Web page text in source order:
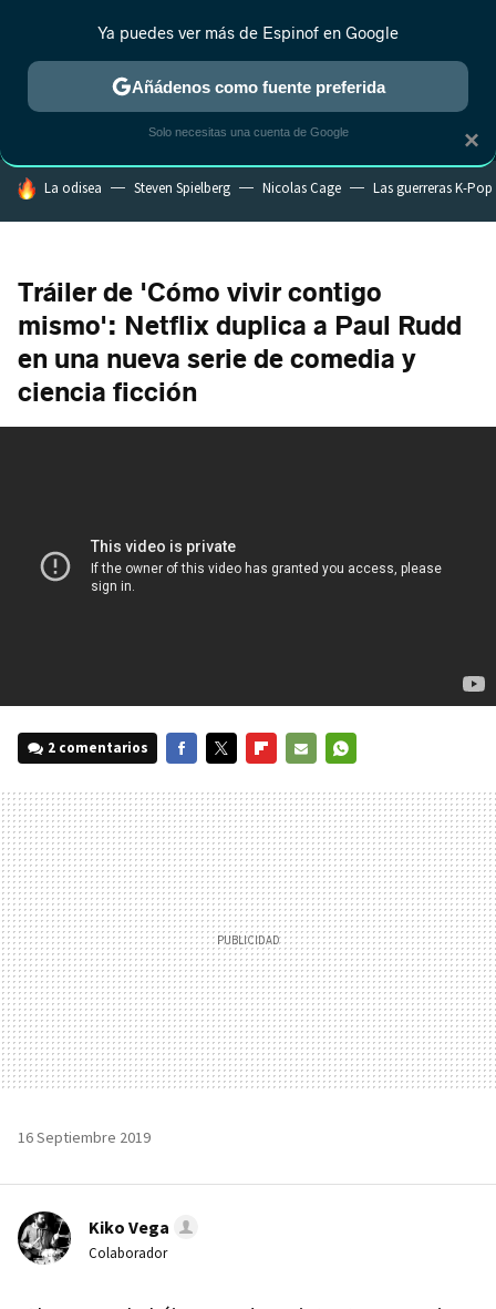
MENÚ NUEVO
ESTRENOS REALITY ANIME RANKINGS CINE
HOY SE HABLA DE
La odisea Steven Spielberg Nicolas Cage Las guerreras K-Pop
Tráiler de 'Cómo vivir contigo
mismo': Netflix duplica a Paul Rudd
en una nueva serie de comedia y
ciencia ficción
2 comentarios
MAIL
16 Septiembre 2019
Kiko Vega
Colaborador
×
Ya puedes ver más de Espinof en Google
Añádenos como fuente preferida
Solo necesitas una cuenta de Google